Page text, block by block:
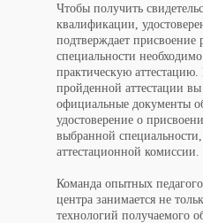
Чтобы получить
квалификации,
подтверждает присвоение
специальности
практическую аттестацию.
пройденной аттестации
официальные документы
удостоверение о
выбранной
аттестационной комиссии.
Команда опытных
центра занимается не
технологий получаемого